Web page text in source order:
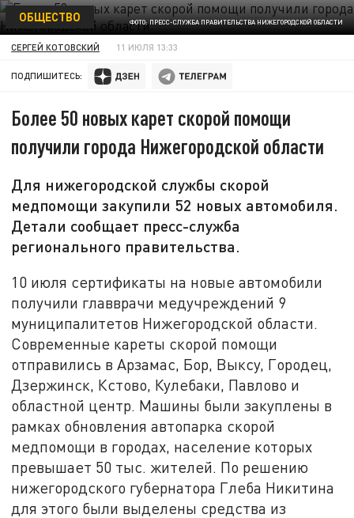
ФОТО: ПРЕСС-СЛУЖБА ПРАВИТЕЛЬСТВА НИЖЕГОРОДСКОЙ ОБЛАСТИ
ОБЩЕСТВО
СЕРГЕЙ КОТОВСКИЙ 11 ИЮЛЯ 13:33
ПОДПИШИТЕСЬ:
Более 50 новых карет скорой помощи
получили города Нижегородской области
Для нижегородской службы скорой
медпомощи закупили 52 новых автомобиля.
Детали сообщает пресс-служба
регионального правительства.
10 июля сертификаты на новые автомобили
получили главврачи медучреждений 9
муниципалитетов Нижегородской области.
Современные кареты скорой помощи
отправились в Арзамас, Бор, Выксу, Городец,
Дзержинск, Кстово, Кулебаки, Павлово и
областной центр. Машины были закуплены в
рамках обновления автопарка скорой
медпомощи в городах, население которых
превышает 50 тыс. жителей. По решению
нижегородского губернатора Глеба Никитина
для этого были выделены средства из